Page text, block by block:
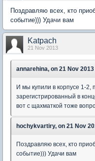
Поздравляю всех, кто
событие))) Удачи вам
Katpach
21 Nov 2013
annarehina, on 21 Nov
И мы купили в корпусе 1-2,
зарегистрированный в
вот с щахматкой тоже
hochykvartiry, on 21 Nov
Поздравляю всех, кто
событие))) Удачи вам